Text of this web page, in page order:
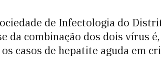
de Infectologia do
da combinação dos dois vírus
casos de hepatite aguda em